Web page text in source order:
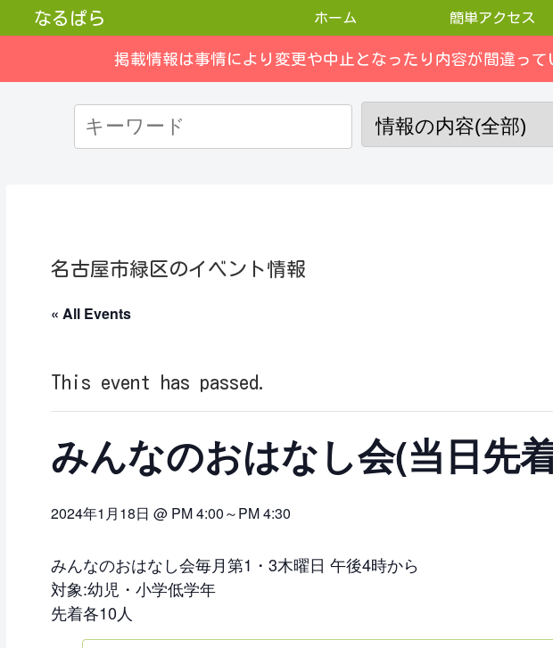
なるぱら ホーム 簡単アクセス
掲載情報は事情により変更や中止となったり内容が間違っ
名古屋市緑区のイベント情報
« All Events
This event has passed.
みんなのおはなし会(当日先
2024年1月18日 @ PM 4:00～PM 4:30
みんなのおはなし会毎月第1・3木曜日 午後4時から
対象:幼児・小学低学年
先着各10人